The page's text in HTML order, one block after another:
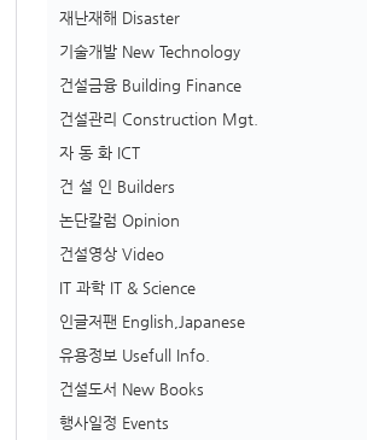
재난재해 Disaster
기술개발 New Technology
건설금융 Building Finance
건설관리 Construction Mgt.
자 동 화 ICT
건 설 인 Builders
논단칼럼 Opinion
건설영상 Video
IT 과학 IT & Science
인글저팬 English,Japanese
유용정보 Usefull Info.
건설도서 New Books
행사일정 Events